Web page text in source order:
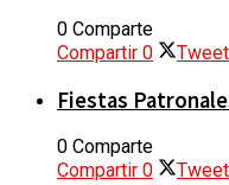
Sin resultados
Ver todos los resultados
0 Comparte
Compartir 0 Tweet
Fiestas
0 Comparte
Compartir 0 Tweet